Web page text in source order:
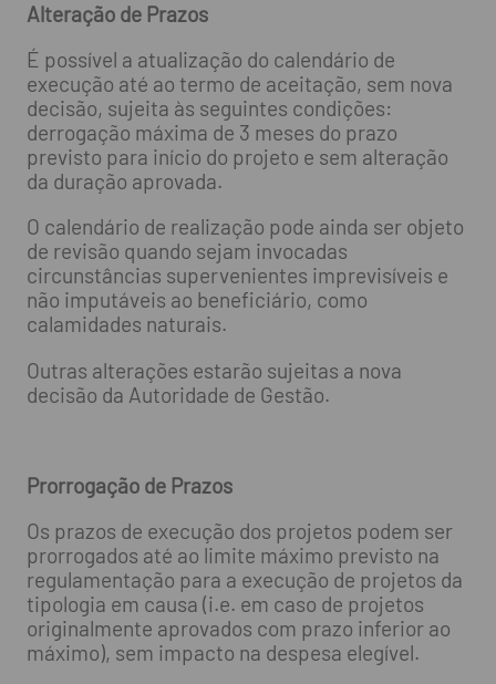
Alteração de Prazos
É possível a atualização do calendário de
execução até ao termo de aceitação, sem nova
decisão, sujeita às seguintes condições:
derrogação máxima de 3 meses do prazo
previsto para início do projeto e sem alteração
da duração aprovada.
O calendário de realização pode ainda ser objeto
de revisão quando sejam invocadas
circunstâncias supervenientes imprevisíveis e
não imputáveis ao beneficiário, como
calamidades naturais.
Outras alterações estarão sujeitas a nova
decisão da Autoridade de Gestão.
Prorrogação de Prazos
Os prazos de execução dos projetos podem ser
prorrogados até ao limite máximo previsto na
regulamentação para a execução de projetos da
tipologia em causa (i.e. em caso de projetos
originalmente aprovados com prazo inferior ao
máximo), sem impacto na despesa elegível.